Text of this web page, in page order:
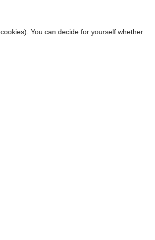
You can decide for yourself whether